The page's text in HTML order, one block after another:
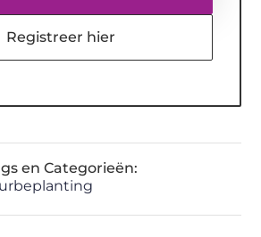
Registreer hier
en Categorieën: